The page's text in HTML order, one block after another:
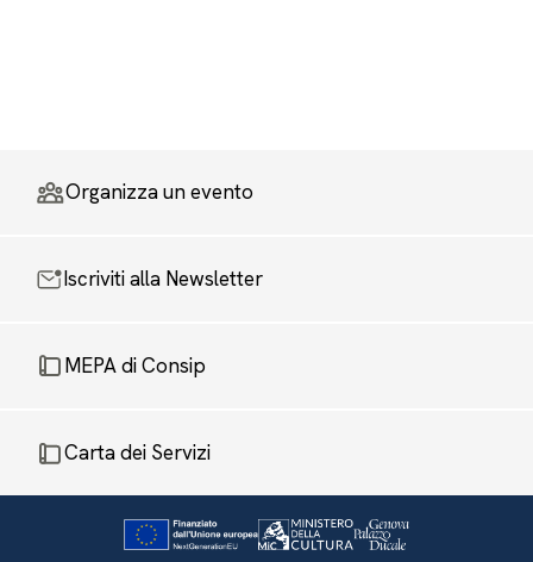
Organizza un evento
Iscriviti alla Newsletter
MEPA di Consip
Carta dei Servizi